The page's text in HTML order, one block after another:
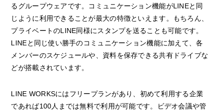
るグループウェアです。コミュニケーション機能がLINEと同
じように利用できることが最大の特徴といえます。もちろん、
プライベートのLINE同様にスタンプを送ることも可能です。
LINEと同じ使い勝手のコミュニケーション機能に加えて、各
メンバーのスケジュールや、資料を保存できる共有ドライブな
どが搭載されています。
LINE WORKSにはフリープランがあり、初めて利用する企業
であれば100人までは無料で利用が可能です。ビデオ会議や管